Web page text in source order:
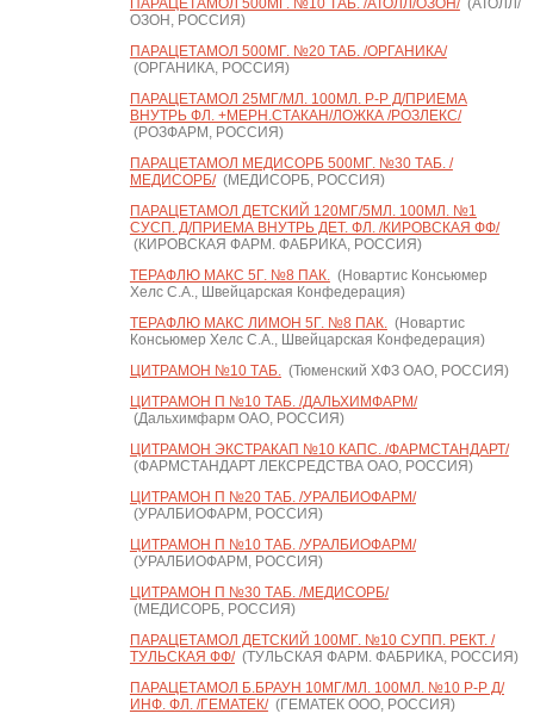
ПАРАЦЕТАМОЛ 500МГ. №10 ТАБ. /АТОЛЛ/ОЗОН/(АТОЛЛ/
ОЗОН, РОССИЯ)
ПАРАЦЕТАМОЛ 500МГ. №20 ТАБ. /ОРГАНИКА/
(ОРГАНИКА, РОССИЯ)
ПАРАЦЕТАМОЛ 25МГ/МЛ. 100МЛ. Р-Р Д/ПРИЕМА
ВНУТРЬ ФЛ. +МЕРН.СТАКАН/ЛОЖКА /РОЗЛЕКС/
(РОЗФАРМ, РОССИЯ)
ПАРАЦЕТАМОЛ МЕДИСОРБ 500МГ. №30 ТАБ. /
МЕДИСОРБ/(МЕДИСОРБ, РОССИЯ)
ПАРАЦЕТАМОЛ ДЕТСКИЙ 120МГ/5МЛ. 100МЛ. №1
СУСП. Д/ПРИЕМА ВНУТРЬ ДЕТ. ФЛ. /КИРОВСКАЯ ФФ/
(КИРОВСКАЯ ФАРМ. ФАБРИКА, РОССИЯ)
ТЕРАФЛЮ МАКС 5Г. №8 ПАК.(Новартис Консьюмер
Хелс С.А., Швейцарская Конфедерация)
ТЕРАФЛЮ МАКС ЛИМОН 5Г. №8 ПАК.(Новартис
Консьюмер Хелс С.А., Швейцарская Конфедерация)
ЦИТРАМОН №10 ТАБ.(Тюменский ХФЗ ОАО, РОССИЯ)
ЦИТРАМОН П №10 ТАБ. /ДАЛЬХИМФАРМ/
(Дальхимфарм ОАО, РОССИЯ)
ЦИТРАМОН ЭКСТРАКАП №10 КАПС. /ФАРМСТАНДАРТ/
(ФАРМСТАНДАРТ ЛЕКСРЕДСТВА ОАО, РОССИЯ)
ЦИТРАМОН П №20 ТАБ. /УРАЛБИОФАРМ/
(УРАЛБИОФАРМ, РОССИЯ)
ЦИТРАМОН П №10 ТАБ. /УРАЛБИОФАРМ/
(УРАЛБИОФАРМ, РОССИЯ)
ЦИТРАМОН П №30 ТАБ. /МЕДИСОРБ/
(МЕДИСОРБ, РОССИЯ)
ПАРАЦЕТАМОЛ ДЕТСКИЙ 100МГ. №10 СУПП. РЕКТ. /
ТУЛЬСКАЯ ФФ/(ТУЛЬСКАЯ ФАРМ. ФАБРИКА, РОССИЯ)
ПАРАЦЕТАМОЛ Б.БРАУН 10МГ/МЛ. 100МЛ. №10 Р-Р Д/
ИНФ. ФЛ. /ГЕМАТЕК/(ГЕМАТЕК ООО, РОССИЯ)